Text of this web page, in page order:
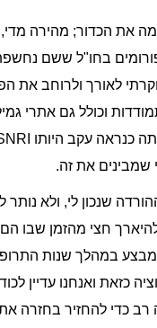
הפסקתי בצורה לא חכמה את
וכולל גם אתרי
שנכון לי, ולא
חצי מהזמן שבו הם
מבצע במהלך שנות
כזאת ואנחנו עדיין
כדי להחזיר בחזרה